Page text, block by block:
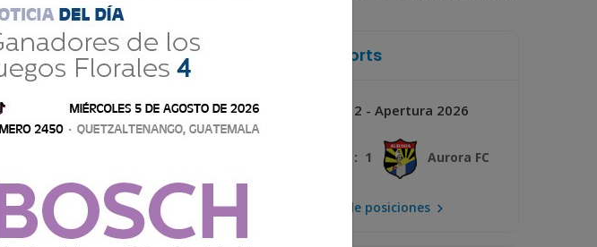
La Voz de Xela Sports
Próximo Jornada 2 - Apertura 2026
3 : 1 Aurora FC
Mira la tabla de posiciones